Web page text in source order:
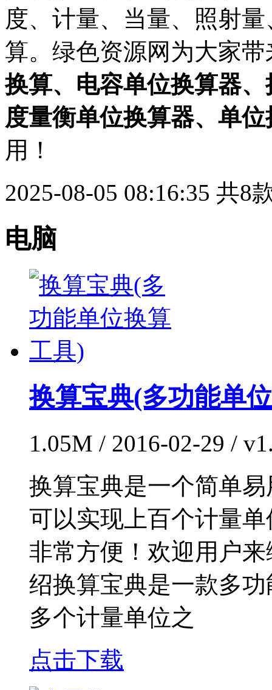
度、计量、当量、照射
算。绿色资源网为大家带
换算、电容单位换算器
度量衡单位换算器、单
用！
2025-08-05 08:16:35 共8
电脑
换算宝典(多功能单
1.05M / 2016-02-29 /
换算宝典是一个简单
可以实现上百个计量
非常方便！欢迎用户
绍换算宝典是一款多
多个计量单位之
点击下载